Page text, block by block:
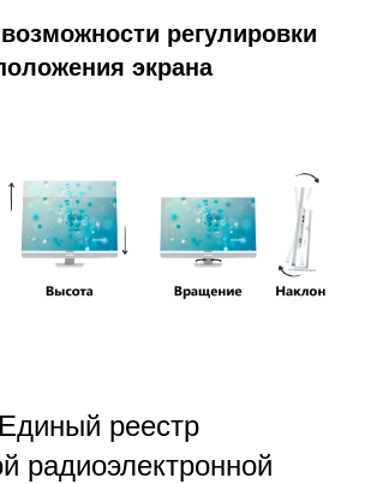
регулировки
экрана
реестр
радиоэлектронной